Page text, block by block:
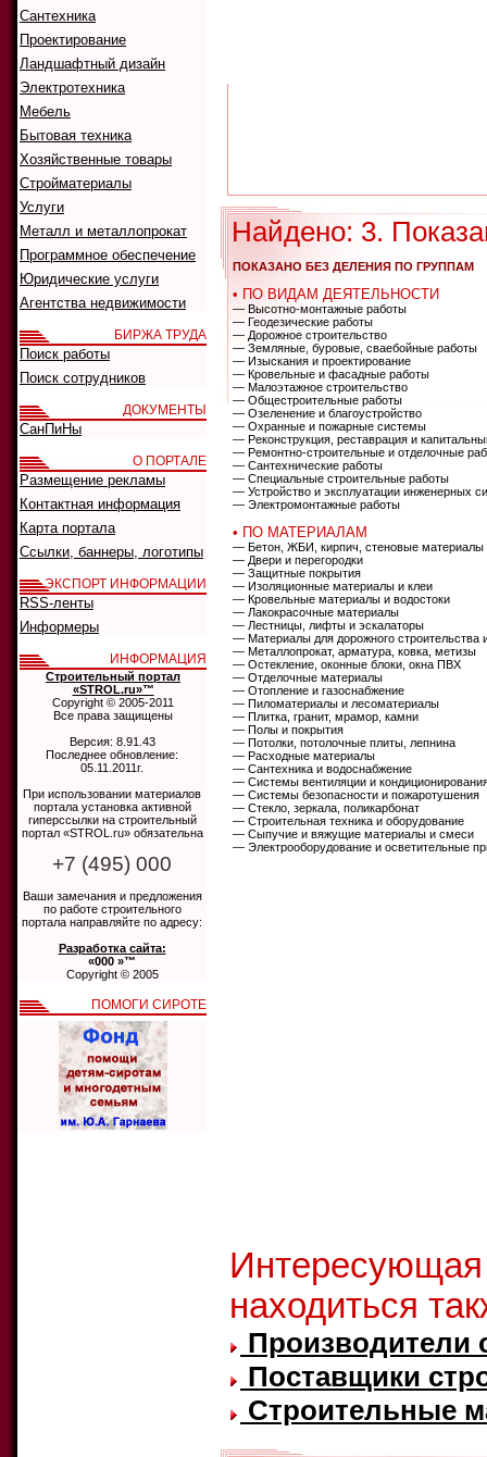
Найдено: 3.
ПОКАЗАНО БЕЗ ДЕЛЕНИЯ ПО ГРУППАМ
• ПО ВИДАМ ДЕЯТЕЛЬНОСТИ
— Высотно-монтажные работы
— Геодезические работы
— Дорожное строительство
— Земляные, буровые, сваебойные работы
— Изыскания и проектирование
— Кровельные и фасадные работы
— Малоэтажное строительство
— Общестроительные работы
— Озеленение и благоустройство
— Охранные и пожарные системы
— Реконструкция, реставрация и
— Ремонтно-строительные и отделочные
— Сантехнические работы
— Специальные строительные работы
— Устройство и эксплуатации инженерных
— Электромонтажные работы
• ПО МАТЕРИАЛАМ
— Бетон, ЖБИ, кирпич, стеновые материалы
— Двери и перегородки
— Защитные покрытия
— Изоляционные материалы и клеи
— Кровельные материалы и водостоки
— Лакокрасочные материалы
— Лестницы, лифты и эскалаторы
— Материалы для дорожного строительства
— Металлопрокат, арматура, ковка, метизы
— Остекление, оконные блоки, окна ПВХ
— Отделочные материалы
— Отопление и газоснабжение
— Пиломатериалы и лесоматериалы
— Плитка, гранит, мрамор, камни
— Полы и покрытия
— Потолки, потолочные плиты, лепнина
— Расходные материалы
— Сантехника и водоснабжение
— Системы вентиляции и
— Системы безопасности и пожаротушения
— Стекло, зеркала, поликарбонат
— Строительная техника и оборудование
— Сыпучие и вяжущие материалы и смеси
— Электрооборудование и осветительные
находиться
Производители
Поставщики
Строительные
Сантехника
Проектирование
Ландшафтный дизайн
Электротехника
Мебель
Бытовая техника
Хозяйственные товары
Стройматериалы
Услуги
Металл и металлопрокат
Программное обеспечение
Юридические услуги
Агентства недвижимости
БИРЖА ТРУДА
Поиск работы
Поиск сотрудников
ДОКУМЕНТЫ
СанПиНы
О ПОРТАЛЕ
Размещение рекламы
Контактная информация
Карта портала
Ссылки, баннеры, логотипы
ЭКСПОРТ ИНФОРМАЦИИ
RSS-ленты
Информеры
ИНФОРМАЦИЯ
Строительный портал
«STROL.ru»™
Copyright © 2005-2011
Все права защищены
Версия: 8.91.43
Последнее обновление:
05.11.2011г.
При использовании материалов
портала установка активной
гиперссылки на строительный
портал «STROL.ru» обязательна
+7 (495) 000
Ваши замечания и предложения
по работе строительного
портала направляйте по адресу:
Разработка сайта:
«000 »™
Copyright © 2005
ПОМОГИ СИРОТЕ